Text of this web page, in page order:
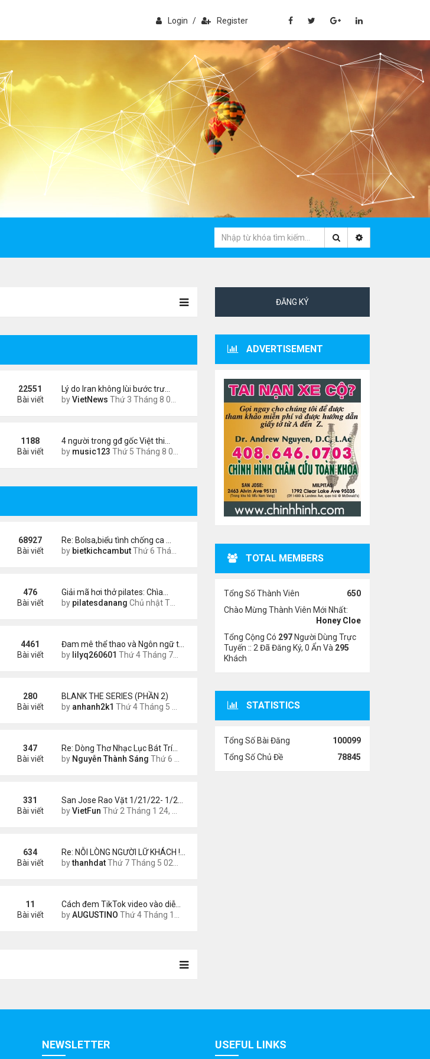
Login / Register
Lý do Iran không lùi bước trư…
byVietNews Thứ 3 Tháng 8 04, 2026 4:32 pm
22551
Bài viết
4 người trong gđ gốc Việt thi…
by music123 Thứ 5 Tháng 8 06, 2026 4:06 pm
1188
Bài viết
Re: Bolsa,biểu tình chống ca …
by bietkichcambutThứ 6 Tháng 8 07, 2026 8:13 pm
68927
Bài viết
Giải mã hơi thở pilates: Chìa…
by pilatesdanang Chủ nhật Tháng 7 27, 2025 12:57 pm
476
Bài viết
Đam mê thể thao và Ngôn ngữ t…
by lilyq260601 Thứ 4 Tháng 7 22, 2026 7:13 pm
4461
Bài viết
BLANK THE SERIES (PHẦN 2)
by anhanh2k1 Thứ 4 Tháng 5 29, 2024 3:16 am
280
Bài viết
Re: Dòng Thơ Nhạc Lục Bát Trí…
by Nguyễn Thành Sáng Thứ 6 Tháng 8 07, 2026 8:49 pm
347
Bài viết
San Jose Rao Vặt 1/21/22- 1/2…
byVietFun Thứ 2 Tháng 1 24, 2022 10:25 pm
331
Bài viết
Re: NỖI LÒNG NGƯỜI LỮ KHÁCH !…
bythanhdatThứ 7 Tháng 5 02, 2026 8:40 am
634
Bài viết
Cách đem TikTok video vào diễ…
byAUGUSTINO Thứ 4 Tháng 11 11, 2020 11:44 am
11
Bài viết
ĐĂNG KÝ
ADVERTISEMENT
TOTAL MEMBERS
Tổng Số Thành Viên
650
Chào Mừng Thành Viên Mới Nhất:
Honey Cloe
Tổng Cộng Có 297Người Dùng Trực
Tuyến :: 2 Đã Đăng Ký, 0 Ẩn Và 295
Khách
STATISTICS
Tổng Số Bài Đăng
100099
Tổng Số Chủ Đề
78845
NEWSLETTER USEFUL LINKS